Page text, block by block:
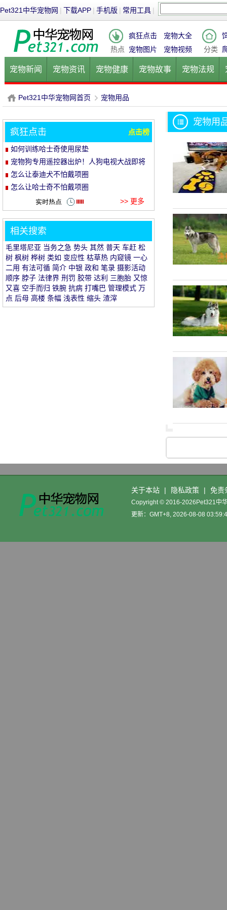
Pet321中华宠物网 | 下载APP | 手机版 | 常用工具 |
热点
疯狂点击
宠物大全
宠物图片
宠物视频 分类
宠物新闻 宠物资讯 宠物健康 宠物故事 宠物法规
健康饮食 宠物美容 宠物医院
P
et
Pet321中华宠物网首页
›
宠物用品
宠物用
疯狂点击
点击榜
如何训练哈士奇使用尿垫
宠物狗专用遥控器出炉！人狗电视大战即将
开启
怎么让泰迪犬不怕戴项圈
怎么让哈士奇不怕戴项圈
>> 更多
相关搜索
毛里塔尼亚 当务之急 势头 其然 普天 车赶 松
树 枫树 桦树 类如 变应性 枯草热 内窥镜 一心
二用 有法可循 简介 中银 政和 笔录 摄影活动
顺序 脖子 法律界 刑罚 胶带 达利 三胞胎 又惊
又喜 空手而归 铁腕 抗病 打嘴巴 管理模式 万
点 后母 高楼 条幅 浅表性 缩头 渣滓
关于本站 | 隐私政策 | 免责
Copyright © 2016-2026Pet321中
更新：GMT+8, 2026-08-08